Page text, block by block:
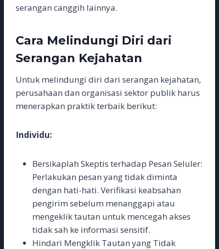
serangan canggih lainnya.
Cara Melindungi Diri dari
Serangan Kejahatan
Untuk melindungi diri dari serangan kejahatan,
perusahaan dan organisasi sektor publik harus
menerapkan praktik terbaik berikut:
Individu:
Bersikaplah Skeptis terhadap Pesan Seluler:
Perlakukan pesan yang tidak diminta
dengan hati-hati. Verifikasi keabsahan
pengirim sebelum menanggapi atau
mengeklik tautan untuk mencegah akses
tidak sah ke informasi sensitif.
Hindari Mengklik Tautan yang Tidak